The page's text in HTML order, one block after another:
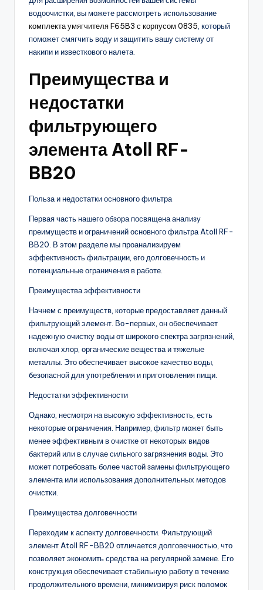
водоочистки, вы можете рассмотреть использование
комплекта умягчителя F65B3 с корпусом 0835 , который
поможет смягчить воду и защитить вашу систему от
накипи и известкового налета.
Преимущества и
недостатки
фильтрующего
элемента Atoll RF-
BB20
Польза и недостатки основного фильтра
Первая часть нашего обзора посвящена анализу
преимуществ и ограничений основного фильтра Atoll RF-
BB20. В этом разделе мы проанализируем
эффективность фильтрации, его долговечность и
потенциальные ограничения в работе.
Преимущества эффективности
Начнем с преимуществ, которые предоставляет данный
фильтрующий элемент. Во-первых, он обеспечивает
надежную очистку воды от широкого спектра загрязнений,
включая хлор, органические вещества и тяжелые
металлы. Это обеспечивает высокое качество воды,
безопасной для употребления и приготовления пищи.
Недостатки эффективности
Однако, несмотря на высокую эффективность, есть
некоторые ограничения. Например, фильтр может быть
менее эффективным в очистке от некоторых видов
бактерий или в случае сильного загрязнения воды. Это
может потребовать более частой замены фильтрующего
элемента или использования дополнительных методов
очистки.
Преимущества долговечности
Переходим к аспекту долговечности. Фильтрующий
элемент Atoll RF-BB20 отличается долговечностью, что
позволяет экономить средства на регулярной замене. Его
конструкция обеспечивает стабильную работу в течение
продолжительного времени, минимизируя риск поломок